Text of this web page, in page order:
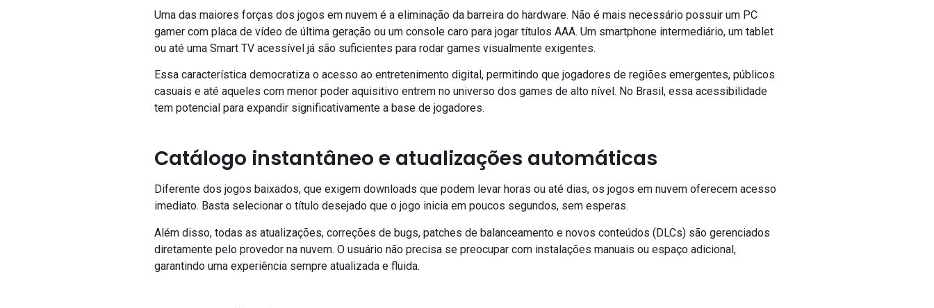
Uma das maiores forças dos jogos em nuvem é a eliminação da barreira do hardware. Não é mais necessário possuir um PC
gamer com placa de vídeo de última geração ou um console caro para jogar títulos AAA. Um smartphone intermediário, um tablet
ou até uma Smart TV acessível já são suficientes para rodar games visualmente exigentes.
Essa característica democratiza o acesso ao entretenimento digital, permitindo que jogadores de regiões emergentes, públicos
casuais e até aqueles com menor poder aquisitivo entrem no universo dos games de alto nível. No Brasil, essa acessibilidade
tem potencial para expandir significativamente a base de jogadores.
Catálogo instantâneo e atualizações automáticas
Diferente dos jogos baixados, que exigem downloads que podem levar horas ou até dias, os jogos em nuvem oferecem acesso
imediato. Basta selecionar o título desejado que o jogo inicia em poucos segundos, sem esperas.
Além disso, todas as atualizações, correções de bugs, patches de balanceamento e novos conteúdos (DLCs) são gerenciados
diretamente pelo provedor na nuvem. O usuário não precisa se preocupar com instalações manuais ou espaço adicional,
garantindo uma experiência sempre atualizada e fluida.